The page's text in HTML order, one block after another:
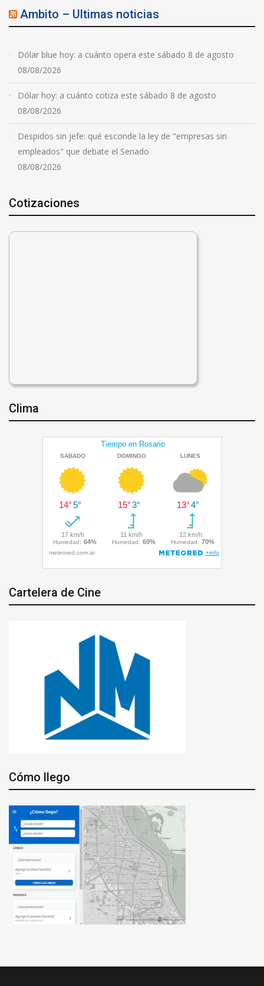
Ambito – Ultimas noticias
Dólar blue hoy: a cuánto opera este sábado 8 de agosto
08/08/2026
Dólar hoy: a cuánto cotiza este sábado 8 de agosto
08/08/2026
Despidos sin jefe: qué esconde la ley de "empresas sin
empleados" que debate el Senado
08/08/2026
Cotizaciones
Clima
Cartelera de Cine
Cómo llego